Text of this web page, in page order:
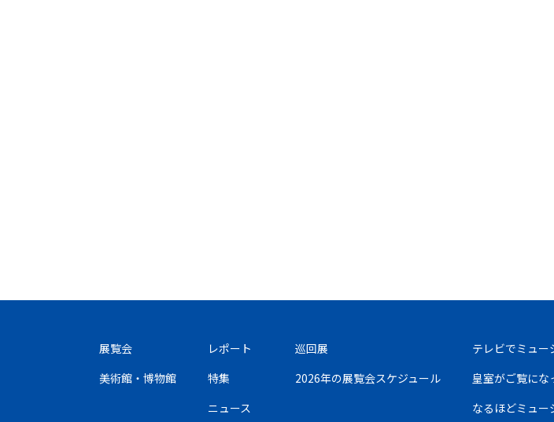
展覧会
美術館・博物館
レポート
特集
ニュース
巡回展
2026年の展覧会スケジュール
テレビでミュー
皇室がご覧にな
なるほどミュー